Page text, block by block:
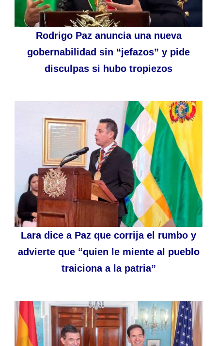
Rodrigo Paz anuncia una nueva
gobernabilidad sin “jefazos” y pide
disculpas si hubo tropiezos
Lara dice a Paz que corrija el rumbo y
advierte que “quien le miente al pueblo
traiciona a la patria”